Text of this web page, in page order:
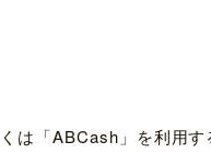
は「ABCash」を利用